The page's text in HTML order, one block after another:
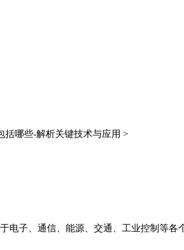
括哪些-解析关键技术与应用 >
电子、通信、能源、交通、工业控制等各